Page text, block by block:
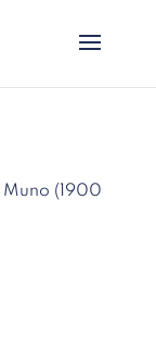
Muno (1900